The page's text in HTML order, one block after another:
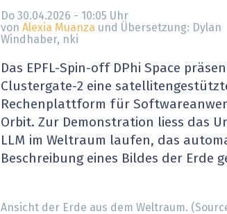
» alle News
EU-DSGVO
XaaS,
Digital
Do 30.04.2026 - 10:05 Uhr
von Alexia Muanza und Übersetzung: Dylan
Windhaber, nki
Das EPFL-Spin-off DPhi Space
Clustergate-2 eine
Rechenplattform für
Orbit. Zur Demonstration liess das
LLM im Weltraum laufen, das
Beschreibung eines Bildes der Erde
Ansicht der Erde aus dem Weltraum.